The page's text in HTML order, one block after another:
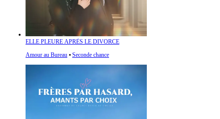
ELLE PLEURE APRÈS LE DIVORCE
Amour au Bureau ⦁ Seconde chance